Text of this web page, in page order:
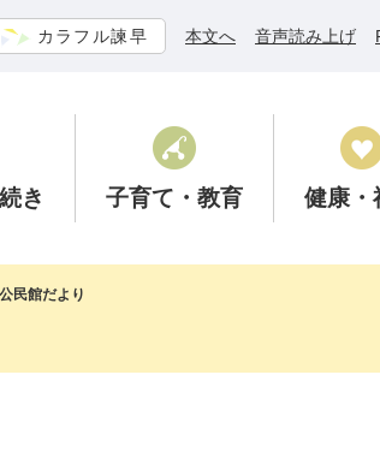
カラフル諫早 本文へ 音声読み上げ
き 子育て ・教育 健康
民館だより